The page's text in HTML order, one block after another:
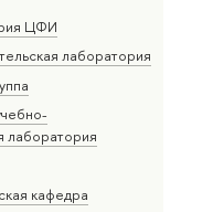
ЦФИ
лаборатория
лаборатория
кафедра